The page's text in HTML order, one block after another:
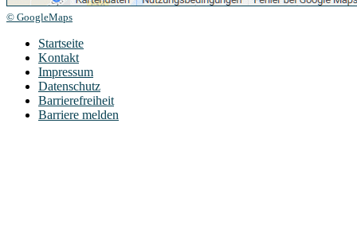
© GoogleMaps
Startseite
Kontakt
Impressum
Datenschutz
Barrierefreiheit
Barriere melden